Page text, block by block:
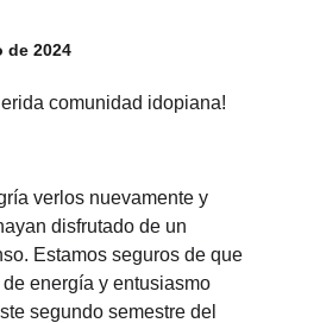
de 2024
comunidad idopiana!
verlos nuevamente y
disfrutado de un
Estamos seguros de que
energía y entusiasmo
segundo semestre del